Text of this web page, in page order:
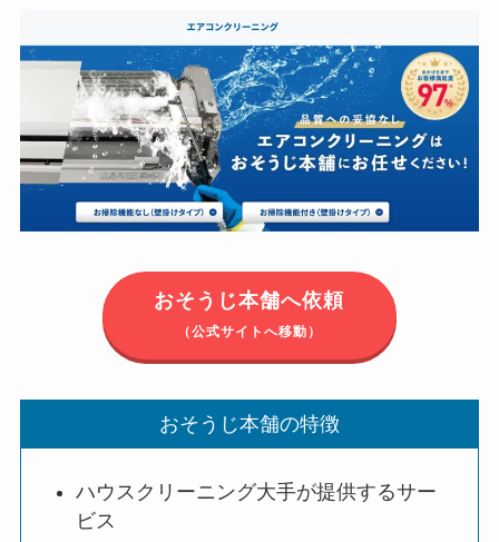
おそうじ本舗へ依頼
（公式サイトへ移動）
おそうじ本舗の特徴
ハウスクリーニング大手が提供するサー
ビス